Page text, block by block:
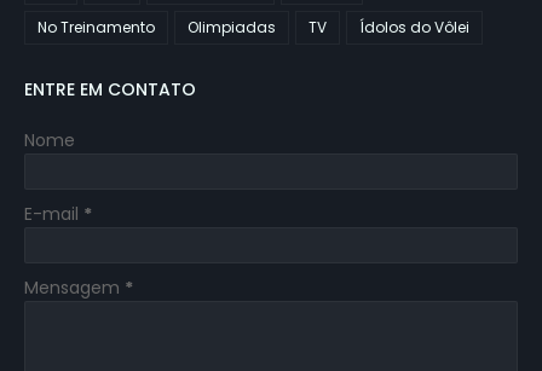
No Treinamento
Olimpiadas TV Ídolos do Vôlei
ENTRE EM CONTATO
Nome
E-mail *
Mensagem *